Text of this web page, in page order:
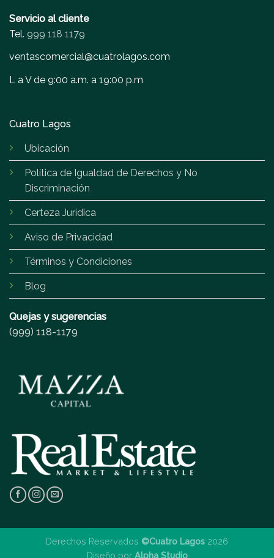
Servicio al cliente
Tel. 999 118 1179
ventascomercial@cuatrolagos.com
L a V de 9:00 a.m. a 19:00 p.m
Cuatro Lagos
Ubicación
Política de Igualdad de Derechos y No
Discriminación
Certeza Jurídica
Aviso de Privacidad
Términos y Condiciones
Blog
Quejas y sugerencias
(999) 118-1179
Derechos Reservados ©Cuatro Lagos 2026
Diseño por Alpha Studio